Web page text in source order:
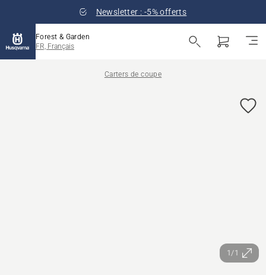
Newsletter : -5% offerts
Forest & Garden
FR, Français
Carters de coupe
1/1